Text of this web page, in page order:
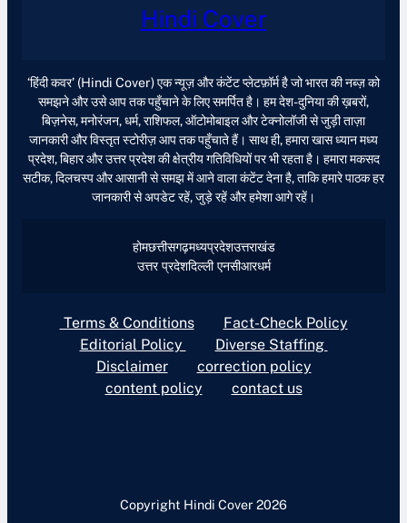
Hindi Cover
‘हिंदी कवर’ (Hindi Cover) एक न्यूज़ और कंटेंट प्लेटफ़ॉर्म है जो भारत की नब्ज़ को
समझने और उसे आप तक पहुँचाने के लिए समर्पित है। हम देश-दुनिया की ख़बरों,
बिज़नेस, मनोरंजन, धर्म, राशिफल, ऑटोमोबाइल और टेक्नोलॉजी से जुड़ी ताज़ा
जानकारी और विस्तृत स्टोरीज़ आप तक पहुँचाते हैं। साथ ही, हमारा खास ध्यान मध्य
प्रदेश, बिहार और उत्तर प्रदेश की क्षेत्रीय गतिविधियों पर भी रहता है। हमारा मकसद
सटीक, दिलचस्प और आसानी से समझ में आने वाला कंटेंट देना है, ताकि हमारे पाठक हर
जानकारी से अपडेट रहें, जुड़े रहें और हमेशा आगे रहें।
होमछत्तीसगढ़मध्यप्रदेशउत्तराखंड
उत्तर प्रदेशदिल्ली एनसीआरधर्म
Terms & Conditions
Fact-Check Policy
Editorial Policy
Diverse Staffing
Disclaimer
correction policy
content policy
contact us
Copyright Hindi Cover 2026